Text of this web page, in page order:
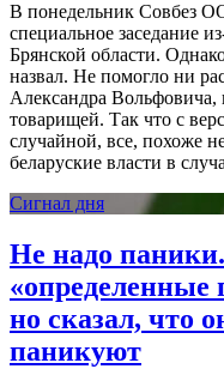
В понедельник Совбез
специальное заседание
Брянской области.
назвал. Не помогло ни
Александра Вольфовича,
товарищей. Так что с
случайной, все, похоже
беларуские власти в
Сигнал дня
Не надо
«определенные
но сказал, что
паникуют